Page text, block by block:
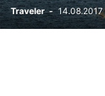
Traveler - 14.08.2017